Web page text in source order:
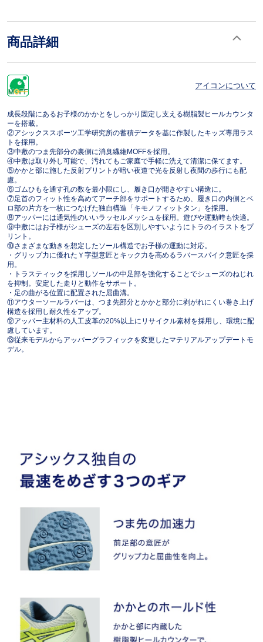
商品詳細
アイコンについて
成長段階にあるお子様のかかとをしっかり固定し支える樹脂製ヒールカウンタ
ーを搭載。
②アシックススポーツ工学研究所の蓄積データを基に作製したキッズ専用ラス
トを採用。
③中敷のつま先部分の裏側に消臭繊維MOFFを採用。
④中敷は取り外し可能で、汚れてもご家庭で手軽に洗えて清潔に保てます。
⑤かかと部に施した反射プリントが暗い夜道で光を反射し夜間の歩行にも配
慮。
⑥ゴムひもを通す孔の数を最小限にし、履き口が開きやすい構造に。
⑦足首のフィット性を高めてアーチ部をサポートするため、履き口の内側とベ
ロ部の片方を一枚につなげた独自構造「キモノフィットタン」を採用。
⑧アッパーには通気性のいいラッセルメッシュを採用。遊びや運動時も快適。
⑨中敷にはお子様がシューズの左右を区別しやすいようにトラのイラストをプ
リント。
⑩さまざまな動きを想定したソール構造でお子様の運動に対応。
・グリップ力に優れたＹ字型意匠とキック力を高めるラバースパイク意匠を採
用。
・トラスティックを採用しソールの中足部を強化することでシューズのねじれ
を抑制。安定した走りと動作をサポート。
・足の曲がる位置に配置された屈曲溝。
⑪アウターソールラバーは、つま先部分とかかと部分に剥がれにくい巻き上げ
構造を採用し耐久性をアップ。
⑫アッパー主材料の人工皮革の20%以上にリサイクル素材を採用し、環境に配
慮しています。
⑬従来モデルからアッパーグラフィックを変更したマテリアルアップデートモ
デル。